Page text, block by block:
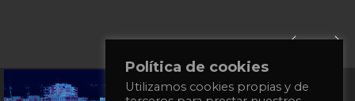
+34
Política de cookies
Utilizamos cookies propias y de